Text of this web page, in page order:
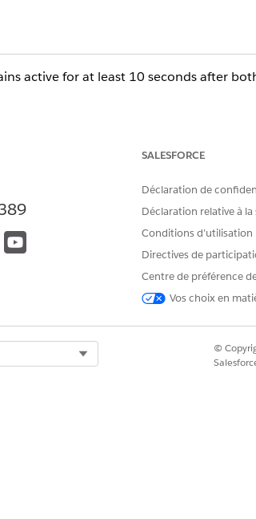
active for at least 10 seconds after
de connaissances
VOTRE PROBLÈME ?
SALESFORCE
Déclaration de
Déclaration relative à
Conditions d’utilisation
Directives de
Centre de préférence
Vos choix en
©